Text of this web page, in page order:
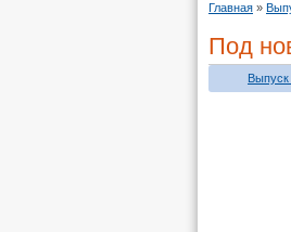
Главная »
Под
Выпуск